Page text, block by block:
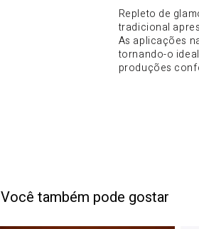
Repleto de
tradicional
As aplicações
tornando-o
produções
Você também pode gostar